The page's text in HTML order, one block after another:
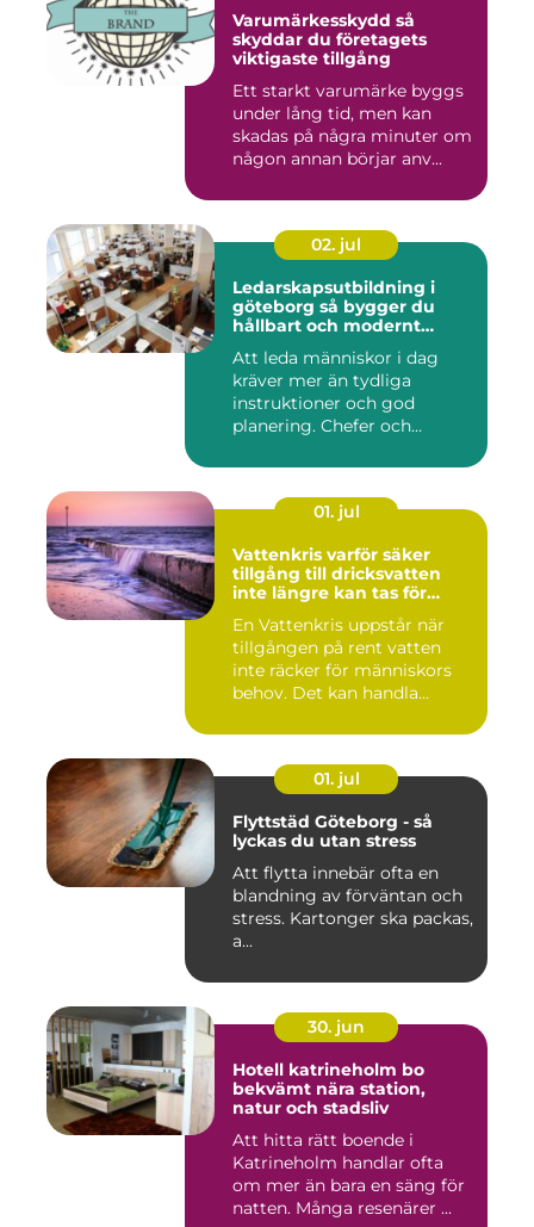
Varumärkesskydd så
skyddar du företagets
viktigaste tillgång
Ett starkt varumärke byggs
under lång tid, men kan
skadas på några minuter om
någon annan börjar anv...
02. jul
Ledarskapsutbildning i
göteborg så bygger du
hållbart och modernt
Att leda människor i dag
kräver mer än tydliga
instruktioner och god
planering. Chefer och
01. jul
Vattenkris varför säker
tillgång till dricksvatten
inte längre kan tas för
En Vattenkris uppstår när
tillgången på rent vatten
inte räcker för människors
behov. Det kan handla...
01. jul
Flyttstäd Göteborg - så
lyckas du utan stress
Att flytta innebär ofta en
blandning av förväntan och
stress. Kartonger ska packas,
a...
30. jun
Hotell katrineholm bo
bekvämt nära station,
natur och stadsliv
Att hitta rätt boende i
Katrineholm handlar ofta
om mer än bara en säng för
natten. Många resenärer ...